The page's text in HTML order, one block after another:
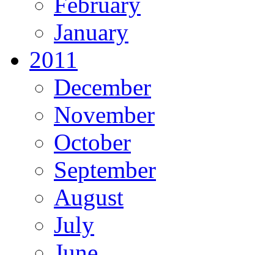
January
2011
December
November
October
September
August
July